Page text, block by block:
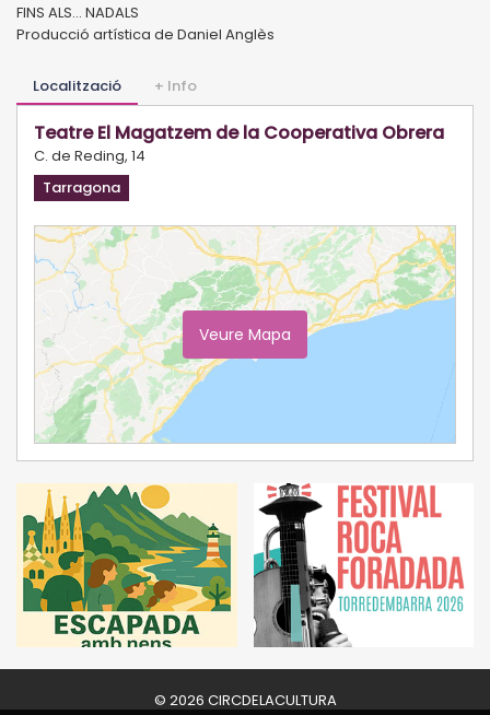
FINS ALS... NADALS
Producció artística de Daniel Anglès
Localització + Info
Teatre El Magatzem de la Cooperativa Obrera
C. de Reding, 14
Tarragona
Veure Mapa
© 2026 CIRCDELACULTURA